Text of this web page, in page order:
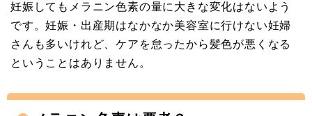
妊娠してもメラニン色素の量に大きな変化はないよう
です。妊娠・出産期はなかなか美容室に行けない妊婦
さんも多いけれど、ケアを怠ったから髪色が悪くなる
ということはありません。